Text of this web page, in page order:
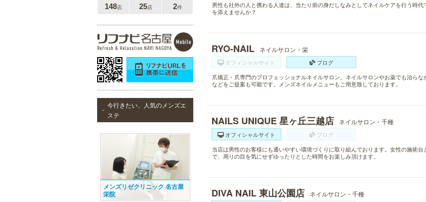
148店 25店 2件
今行きたい、人気のメンズエ
ステ
メンズリゼクリニック 名古屋
栄院
男性も社外の人と携わる人達は、当たり前の身だしなみとしてネイルケアを行う時
を添えませんか？
RYO-NAIL ネイルサロン・栄
オフィシャルサイト
ブログ
爪矯正・爪専門のプロフェッショナルネイルサロン。ネイルサロンやお薬でも治ら
などをご提案も可能です。メンズネイルメニューもご用意致しております。
NAILS UNIQUE 星ヶ丘三越店 ネイルサロン・千種
オフィシャルサイト
ブログ
当店は男性のお客様にも通いやすい環境づくりに取り組んでおります。女性の施術
で、周りの目を気にせずゆったりとした時間をお楽しみ頂けます。
DIVA NAIL 東山公園店 ネイルサロン・千種